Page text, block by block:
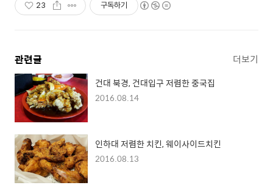
23 구독하기
관련글 더보기
건대 북경, 건대입구 저렴한 중국집
2016.08.14
인하대 저렴한 치킨, 웨이사이드치킨
2016.08.13